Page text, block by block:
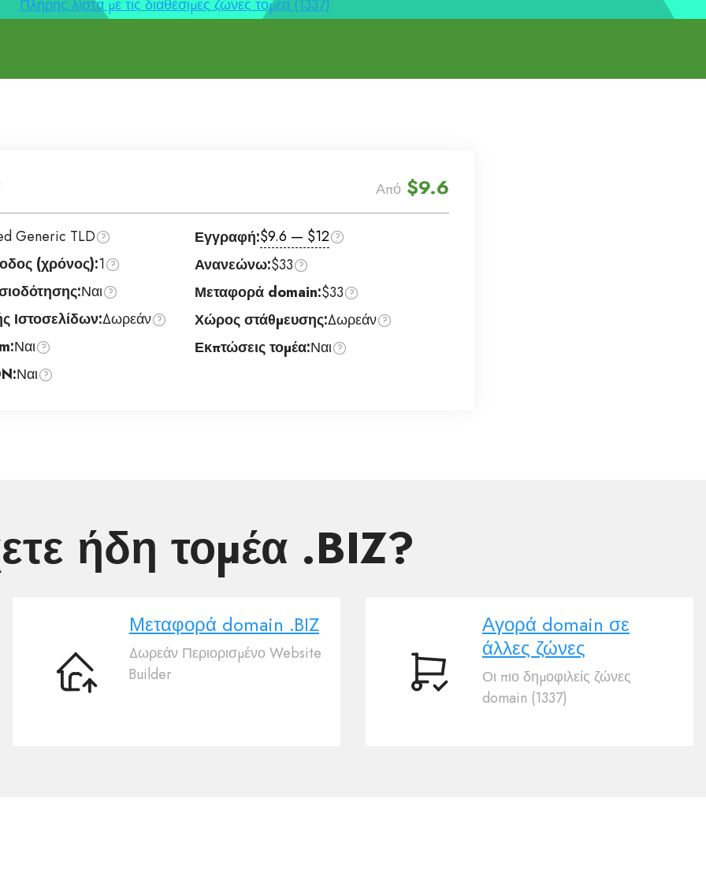
Πλήρης λίστα με τις διαθέσιμες ζώνες τομέα (1337)
Από $9.6
Generic TLD
(χρόνος):1
Ναι
Ιστοσελίδων:Δωρεάν
Ναι
Ναι
Εγγραφή:$9.6 — $12
Ανανεώνω:$33
Μεταφορά domain:$33
Χώρος στάθμευσης:Δωρεάν
Εκπτώσεις τομέα:Ναι
ήδη τομέα .BIZ?
Μεταφορά
Μεταφορά domain .BIZ
Δωρεάν Περιορισμένο Website
Builder
Αγορά
Αγορά domain σε
άλλες ζώνες
Οι πιο δημοφιλείς ζώνες
domain (1337)